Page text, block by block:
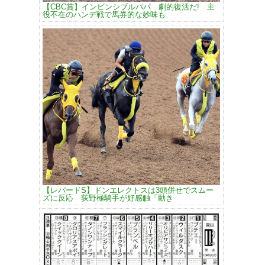
【CBC賞】インビンシブルパパ 劇的復活だ! 主
役不在のハンデ戦で馬券的な妙味も
【レパードS】ドンエレクトスは3頭併せでスムー
ズに反応 荻野極騎手が好感触「動き